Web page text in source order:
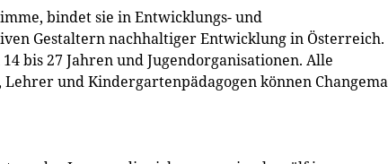
bindet sie in Entwicklungs- und
Gestaltern nachhaltiger Entwicklung in Österreich.
bis 27 Jahren und Jugendorganisationen. Alle
und Kindergartenpädagogen können